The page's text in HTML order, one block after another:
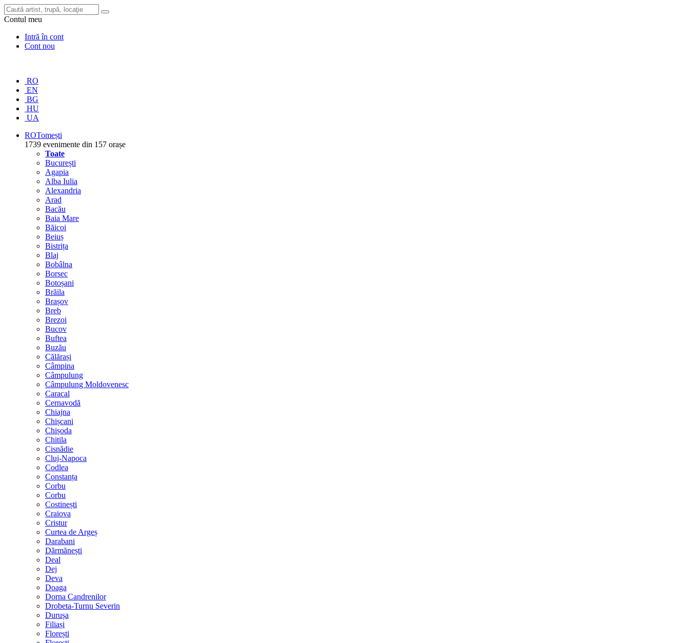
Contul meu
Intră în cont
Cont nou
RO
EN
BG
HU
UA
ROTomești
1739 evenimente din 157 orașe
Toate
București
Agapia
Alba Iulia
Alexandria
Arad
Bacău
Baia Mare
Băicoi
Beiuș
Bistrița
Blaj
Bobâlna
Borsec
Botoșani
Brăila
Brașov
Breb
Brezoi
Bucov
Buftea
Buzău
Călărași
Câmpina
Câmpulung
Câmpulung Moldovenesc
Caracal
Cernavodă
Chiajna
Chișcani
Chișoda
Chitila
Cisnădie
Cluj-Napoca
Codlea
Constanța
Corbu
Corbu
Costinești
Craiova
Cristur
Curtea de Argeș
Darabani
Dărmănești
Deal
Dej
Deva
Doaga
Dorna Candrenilor
Drobeta-Turnu Severin
Durușa
Filiași
Florești